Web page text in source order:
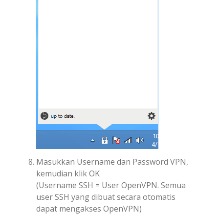
Masukkan Username dan Password VPN,
kemudian klik OK
(Username SSH = User OpenVPN. Semua
user SSH yang dibuat secara otomatis
dapat mengakses OpenVPN)